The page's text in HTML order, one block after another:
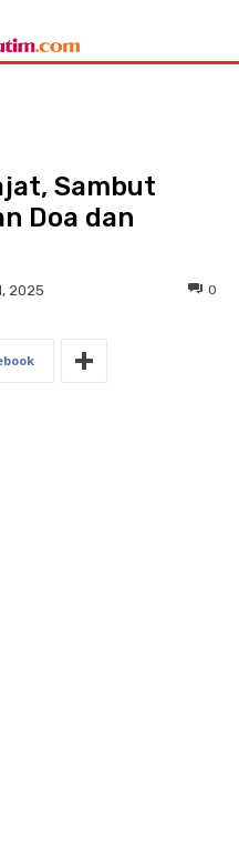
Sambut
Doa dan
2025 0